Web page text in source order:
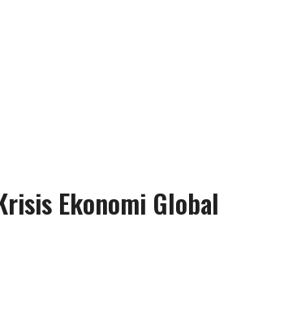
Ekonomi Global